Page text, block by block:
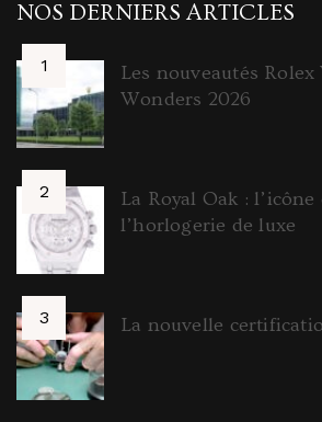
NOS DERNIERS ARTICLES
Les nouveautés
Wonders 2026
La Royal Oak :
l’horlogerie de luxe
La nouvelle